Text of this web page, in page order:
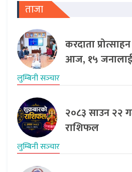
ताजा
करदाता
आज, १५
लुम्बिनी सञ्‍चार
२०८३ साउन २२
राशिफल
लुम्बिनी सञ्‍चार